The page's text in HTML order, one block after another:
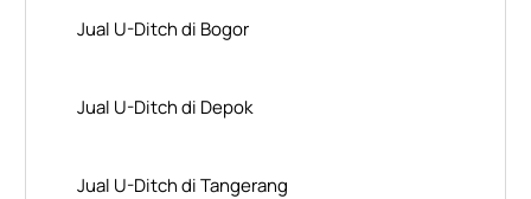
Jual U-Ditch di Bogor
Jual U-Ditch di Depok
Jual U-Ditch di Tangerang